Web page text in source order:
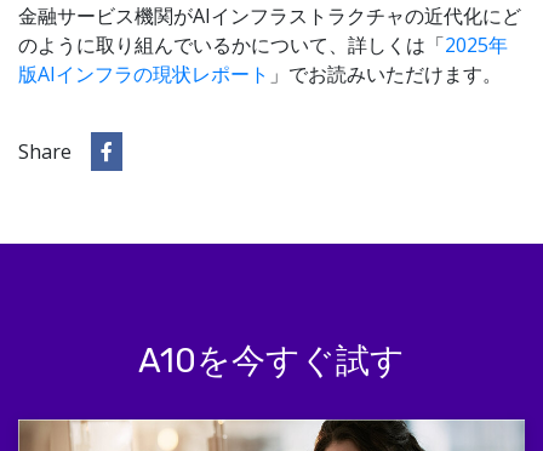
金融サービス機関がAIインフラストラクチャの近代化にど
のように取り組んでいるかについて、詳しくは「2025年
版AIインフラの現状レポート 」でお読みいただけます。
Share
A10を今すぐ試す